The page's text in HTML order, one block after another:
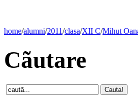
home/alumni/2011/clasa/XII C/Mihut
Cãutare